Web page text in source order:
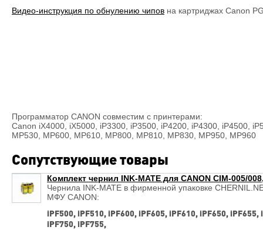
Видео-инструкция по обнулению чипов на картриджах Canon
Программатор CANON совместим с принтерами:
Canon iX4000, iX5000, iP3300, iP3500, iP4200, iP4300, iP4500,
MP530, MP600, MP610, MP800, MP810, MP830, MP950, MP960
Сопутствующие товары
Комплект чернил INK-MATE для CANON CIM-005/
Чернила INK-MATE в фирменной упаковке
МФУ CANON:
iPF500, iPF510, iPF600, iPF605, iPF610, iPF650, iPF655,
iPF750, iPF755,